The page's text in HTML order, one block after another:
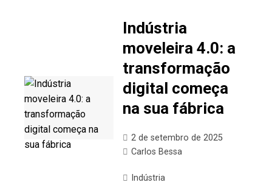
Indústria
moveleira 4.0: a
transformação
digital começa
na sua fábrica
2 de setembro de 2025
Carlos Bessa
Indústria